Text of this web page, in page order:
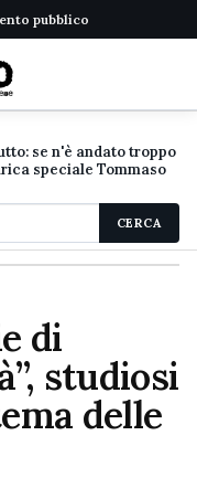
pubblico
se n'è andato troppo
speciale Tommaso
CERCA
di
studiosi
delle